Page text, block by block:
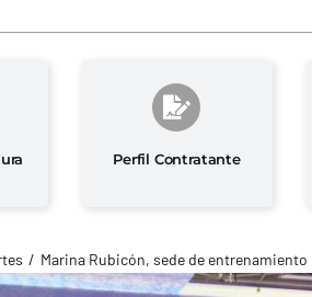
Perfil Contratante
Marina Rubicón, sede de entrenamiento